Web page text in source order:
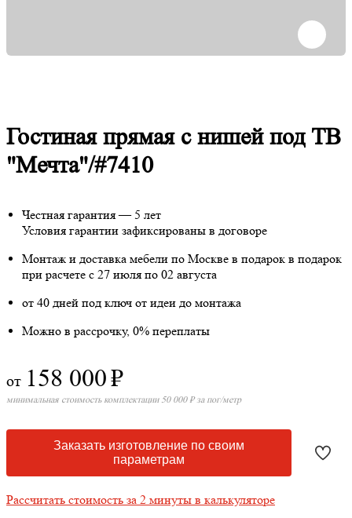
Гостиная прямая с нишей под ТВ
"Мечта"/#7410
Честная гарантия — 5 лет
Условия гарантии зафиксированы в договоре
Монтаж и доставка мебели по Москве в подарок в подарок
при расчете с 27 июля по 02 августа
от 40 дней под ключ от идеи до монтажа
Можно в рассрочку, 0% переплаты
от 158 000₽
минимальная стоимость комплектации 50 000 ₽ за пог/метр
Заказать изготовление по своим
параметрам
Рассчитать стоимость за 2 минуты в калькуляторе